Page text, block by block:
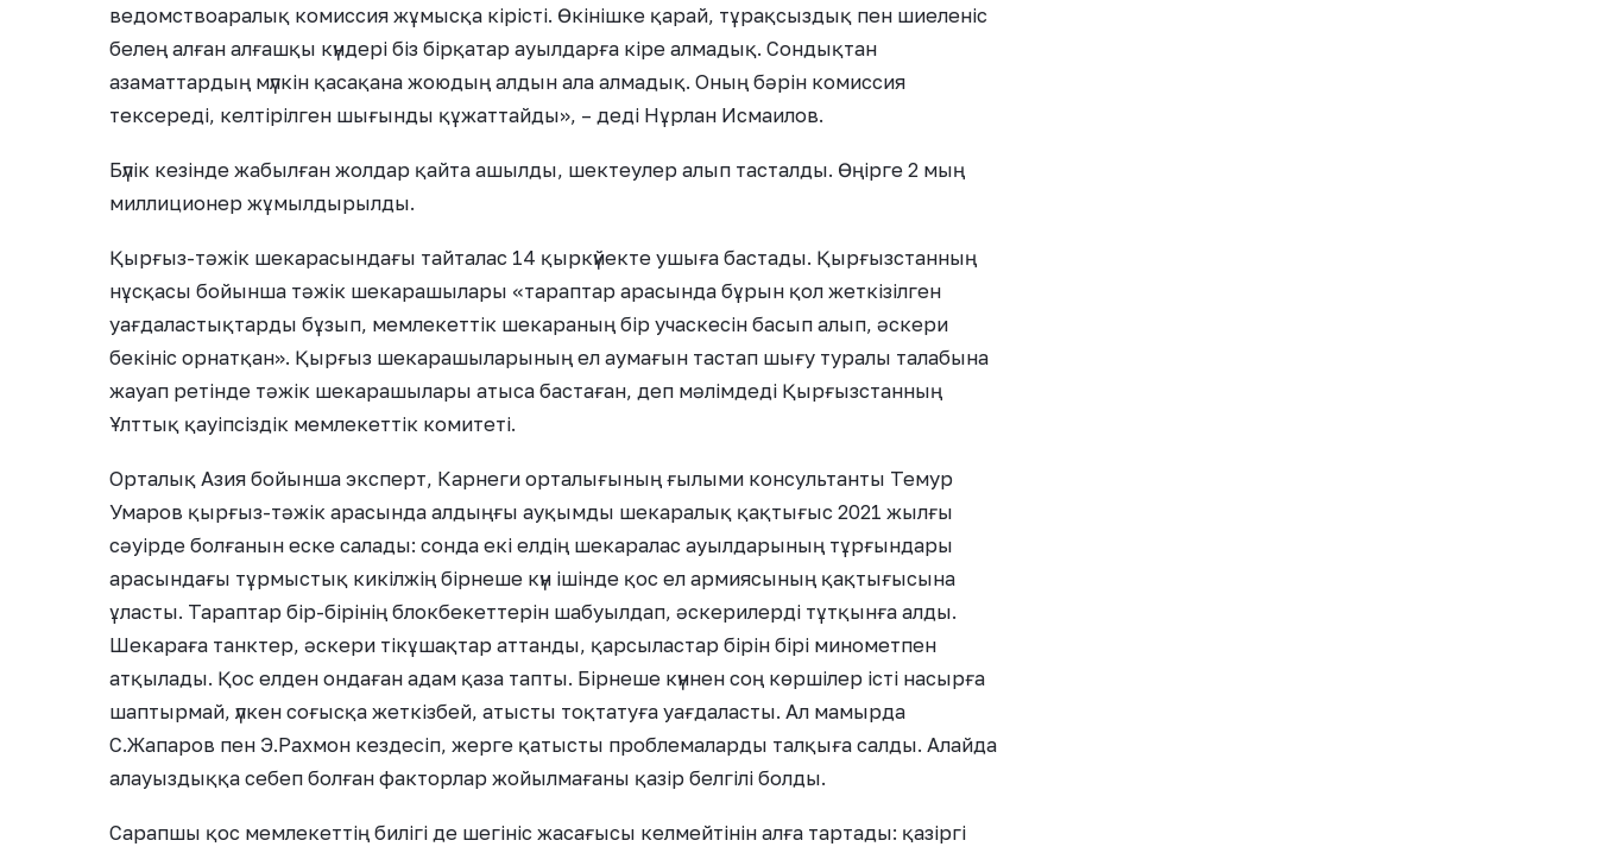
ведомствоаралық комиссия жұмысқа кірісті. Өкінішке қарай, тұрақсыздық пен шиеленіс
белең алған алғашқы күндері біз бірқатар ауылдарға кіре алмадық. Сондықтан
азаматтардың мүлкін қасақана жоюдың алдын ала алмадық. Оның бәрін комиссия
тексереді, келтірілген шығынды құжаттайды», – деді Нұрлан Исмаилов.
Бүлік кезінде жабылған жолдар қайта ашылды, шектеулер алып тасталды. Өңірге 2 мың
миллиционер жұмылдырылды.
Қырғыз-тәжік шекарасындағы тайталас 14 қыркүйекте ушыға бастады. Қырғызстанның
нұсқасы бойынша тәжік шекарашылары «тараптар арасында бұрын қол жеткізілген
уағдаластықтарды бұзып, мемлекеттік шекараның бір учаскесін басып алып, әскери
бекініс орнатқан». Қырғыз шекарашыларының ел аумағын тастап шығу туралы талабына
жауап ретінде тәжік шекарашылары атыса бастаған, деп мәлімдеді Қырғызстанның
Ұлттық қауіпсіздік мемлекеттік комитеті.
Орталық Азия бойынша эксперт, Карнеги орталығының ғылыми консультанты Темур
Умаров қырғыз-тәжік арасында алдыңғы ауқымды шекаралық қақтығыс 2021 жылғы
сәуірде болғанын еске салады: сонда екі елдің шекаралас ауылдарының тұрғындары
арасындағы тұрмыстық кикілжің бірнеше күн ішінде қос ел армиясының қақтығысына
ұласты. Тараптар бір-бірінің блокбекеттерін шабуылдап, әскерилерді тұтқынға алды.
Шекараға танктер, әскери тікұшақтар аттанды, қарсыластар бірін бірі минометпен
атқылады. Қос елден ондаған адам қаза тапты. Бірнеше күннен соң көршілер істі насырға
шаптырмай, үлкен соғысқа жеткізбей, атысты тоқтатуға уағдаласты. Ал мамырда
С.Жапаров пен Э.Рахмон кездесіп, жерге қатысты проблемаларды талқыға салды. Алайда
алауыздыққа себеп болған факторлар жойылмағаны қазір белгілі болды.
Сарапшы қос мемлекеттің билігі де шегініс жасағысы келмейтінін алға тартады: қазіргі